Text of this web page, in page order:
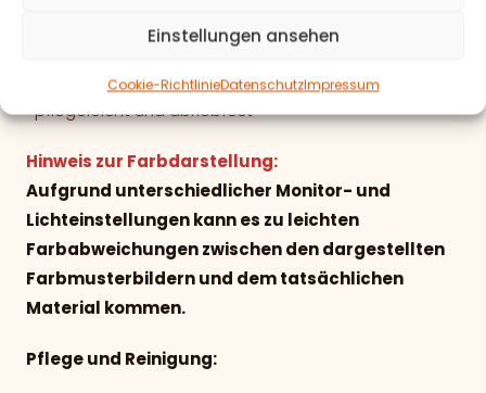
Einstellungen ansehen
Cookie-RichtlinieDatenschutzImpressum
Scheuerfestigkeit
-langlebige und robuste Materialien
-pflegeleicht und abriebfest
Hinweis zur Farbdarstellung:
Aufgrund unterschiedlicher Monitor- und
Lichteinstellungen kann es zu leichten
Farbabweichungen zwischen den dargestellten
Farbmusterbildern und dem tatsächlichen
Material kommen.
Pflege und Reinigung: